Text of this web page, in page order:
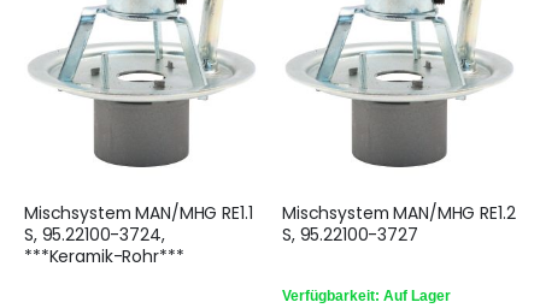
Mischsystem MAN/MHG RE1.1
S, 95.22100-3724,
***Keramik-Rohr***
Mischsystem MAN/MHG RE1.2
S, 95.22100-3727
Verfügbarkeit: Auf Lager